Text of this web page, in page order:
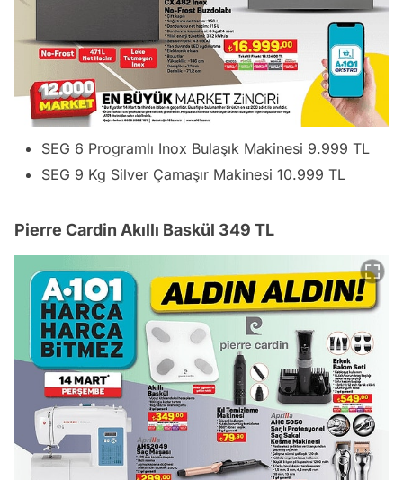
SEG 6 Programlı Inox Bulaşık Makinesi 9.999 TL
SEG 9 Kg Silver Çamaşır Makinesi 10.999 TL
Pierre Cardin Akıllı Baskül 349 TL